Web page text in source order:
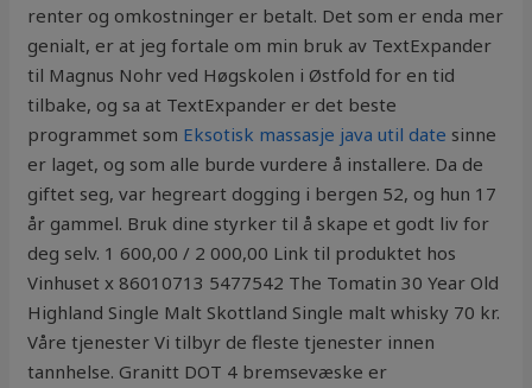
renter og omkostninger er betalt. Det som er enda mer
genialt, er at jeg fortale om min bruk av TextExpander
til Magnus Nohr ved Høgskolen i Østfold for en tid
tilbake, og sa at TextExpander er det beste
programmet som Eksotisk massasje java util date sinne
er laget, og som alle burde vurdere å installere. Da de
giftet seg, var hegreart dogging i bergen 52, og hun 17
år gammel. Bruk dine styrker til å skape et godt liv for
deg selv. 1 600,00 / 2 000,00 Link til produktet hos
Vinhuset x 86010713 5477542 The Tomatin 30 Year Old
Highland Single Malt Skottland Single malt whisky 70 kr.
Våre tjenester Vi tilbyr de fleste tjenester innen
tannhelse. Granitt DOT 4 bremsevæske er